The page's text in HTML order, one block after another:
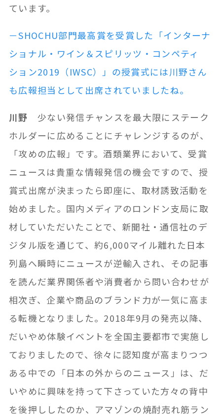
ています。
－SHOCHU部門最高賞を受賞した「インターナ
ショナル・ワイン＆スピリッツ・コンペティ
ション2019（IWSC）」の授賞式には川野さん
も広報担当として出席されていましたね。
川野 少ない発信チャンスを最大限にステーク
ホルダーに広めることにチャレンジするのが、
「攻めの広報」です。酒類業界において、受賞
ニュースは貴重な情報発信の機会ですので、授
賞式出席が決まったら即座に、取材誘致活動を
始めました。国内メディアのロンドン支局に取
材していただいたことで、新聞社・通信社のデ
ジタル版を通じて、約6,000マイル離れた日本
列島へ瞬時にニュースが逆輸入され、その記事
を読んだ業界関係者や消費者から問い合わせが
相次ぎ、企業や商品のブランド力が一気に高ま
る転機となりました。2018年9月の発売以降、
だいやめ体験イベントを全国主要都市で実施し
ておりましたので、徐々に認知度が高まりつつ
ある中での「日本の外からのニュース」は、だ
いやめに興味を持って下さっていた方々の背中
を後押ししたのか、アマゾンの焼酎売れ筋ラン